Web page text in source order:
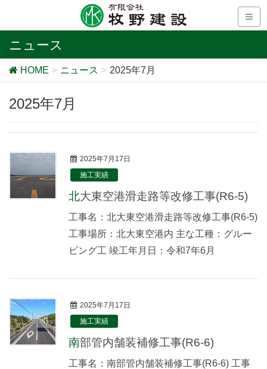
ニュース
HOME ニュース 2025年7月
2025年7月
2025年7月17日
施工実績
北大東空港滑走路等改修工事(R6-5)
工事名：北大東空港滑走路等改修工事(R6-5)
工事場所：北大東空港内 主な工種：グルー
ビング工 竣工年月日：令和7年6月
2025年7月17日
施工実績
南部管内舗装補修工事(R6-6)
工事名：南部管内舗装補修工事(R6-6) 工事